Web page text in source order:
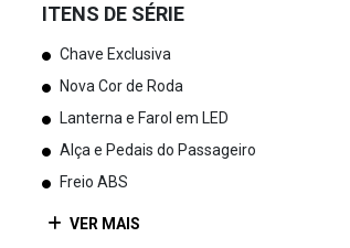
ITENS DE SÉRIE
Chave Exclusiva
Nova Cor de Roda
Lanterna e Farol em LED
Alça e Pedais do Passageiro
Freio ABS
VER MAIS